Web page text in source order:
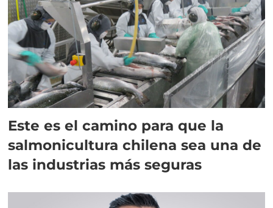
Este es el camino para que la
salmonicultura chilena sea una de
las industrias más seguras